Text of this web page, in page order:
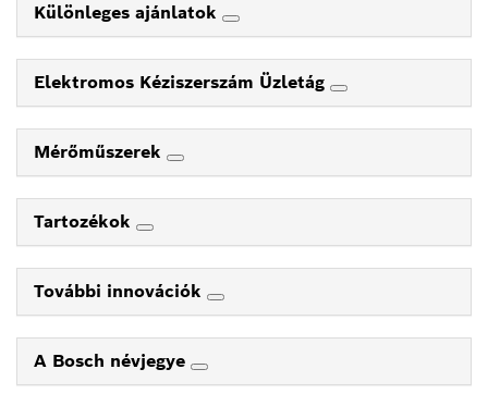
Különleges ajánlatok
Elektromos Kéziszerszám Üzletág
Mérőműszerek
Tartozékok
További innovációk
A Bosch névjegye